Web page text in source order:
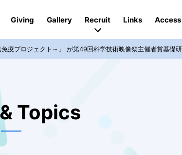
Giving Gallery Recruit Links Access
疫プロジェクト～」 が第49回科学技術映像祭主催者賞基礎研
Topics